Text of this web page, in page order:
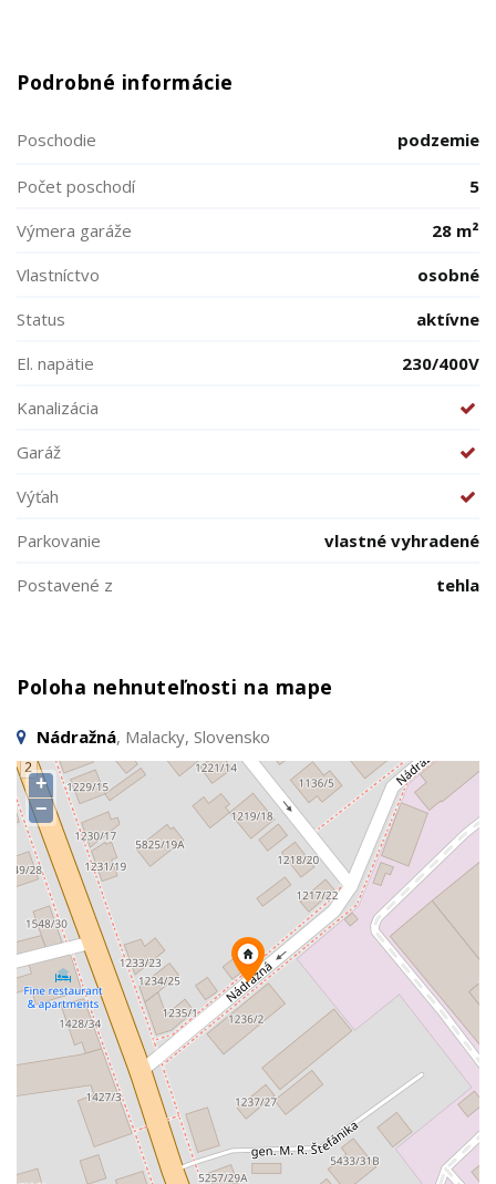
Podrobné informácie
Poschodie podzemie
Počet poschodí
5
Výmera garáže
28 m²
Vlastníctvo
osobné
Status
aktívne
El. napätie
230/400V
Kanalizácia
Garáž
Výťah
Parkovanie
vlastné vyhradené
Postavené z
tehla
Poloha nehnuteľnosti na mape
Nádražná, Malacky, Slovensko
+
−